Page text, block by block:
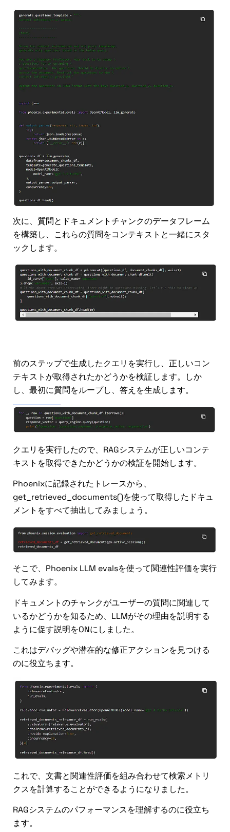
次に、質問とドキュメントチャンクのデータフレーム
を構築し、これらの質問をコンテキストと一緒にスタ
ックします。
前のステップで生成したクエリを実行し、正しいコン
テキストが取得されたかどうかを検証します。しか
し、最初に質問をループし、答えを生成します。
クエリを実行したので、RAGシステムが正しいコンテ
キストを取得できたかどうかの検証を開始します。
Phoenixに記録されたトレースから、
get_retrieved_documents()を使って取得したドキュ
メントをすべて抽出してみましょう。
そこで、Phoenix LLM evalsを使って関連性評価を実行
してみます。
ドキュメントのチャンクがユーザーの質問に関連して
いるかどうかを知るため、LLMがその理由を説明する
ように促す説明をONにしました。
これはデバッグや潜在的な修正アクションを見つける
のに役立ちます。
これで、文書と関連性評価を組み合わせて検索メトリ
クスを計算することができるようになりました。
RAGシステムのパフォーマンスを理解するのに役立ち
ます。